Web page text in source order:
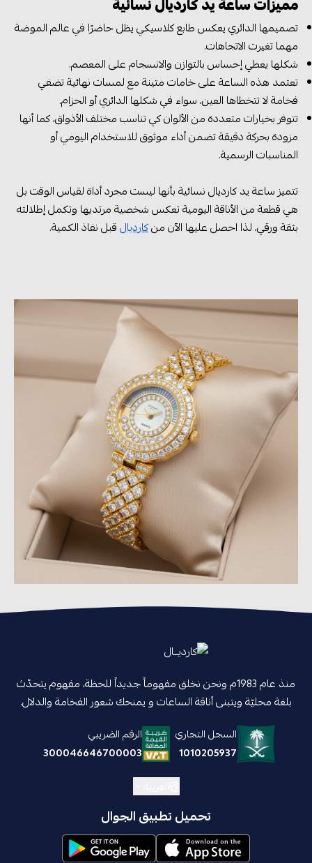
مميزات ساعة يد كارديال نسائية
تصميمها الدائري يعكس طابع كلاسيكي يظل حاضرًا في عالم الموضة
مهما تغيرت الاتجاهات.
شكلها يعطي إحساس بالتوازن والانسجام على المعصم.
تعتمد هذه الساعة على خامات متينة مع لمسات نهائية تضفي
فخامة لا تتخطاها العين، سواء في شكلها الدائري أو الحزام.
تتوفر بخيارات متعددة من الألوان كي تناسب مختلف الأذواق، كما أنها
مزودة بحركة دقيقة تضمن أداء موثوق للاستخدام اليومي أو
المناسبات الرسمية.
تتميز ساعة يد كارديال نسائية بأنها ليست مجرد أداة لقياس الوقت بل
هي قطعة من الأناقة اليومية تعكس شخصية مرتديها وتكمل إطلالته
بثقة ورقي، لذا احصل عليها الآن منكارديالقبل نفاذ الكمية.
منذ عام 1983م ونحن نخلق مفهوماً جديداً للحظة، مفهوم يتحدّث
بلغة محليّة ويتبنى أناقة الساعات و يمنحك شعور الفخامة والدلال.
السجل التجاري
1010205937
الرقم الضريبي
300046646700003
تحميل تطبيق الجوال